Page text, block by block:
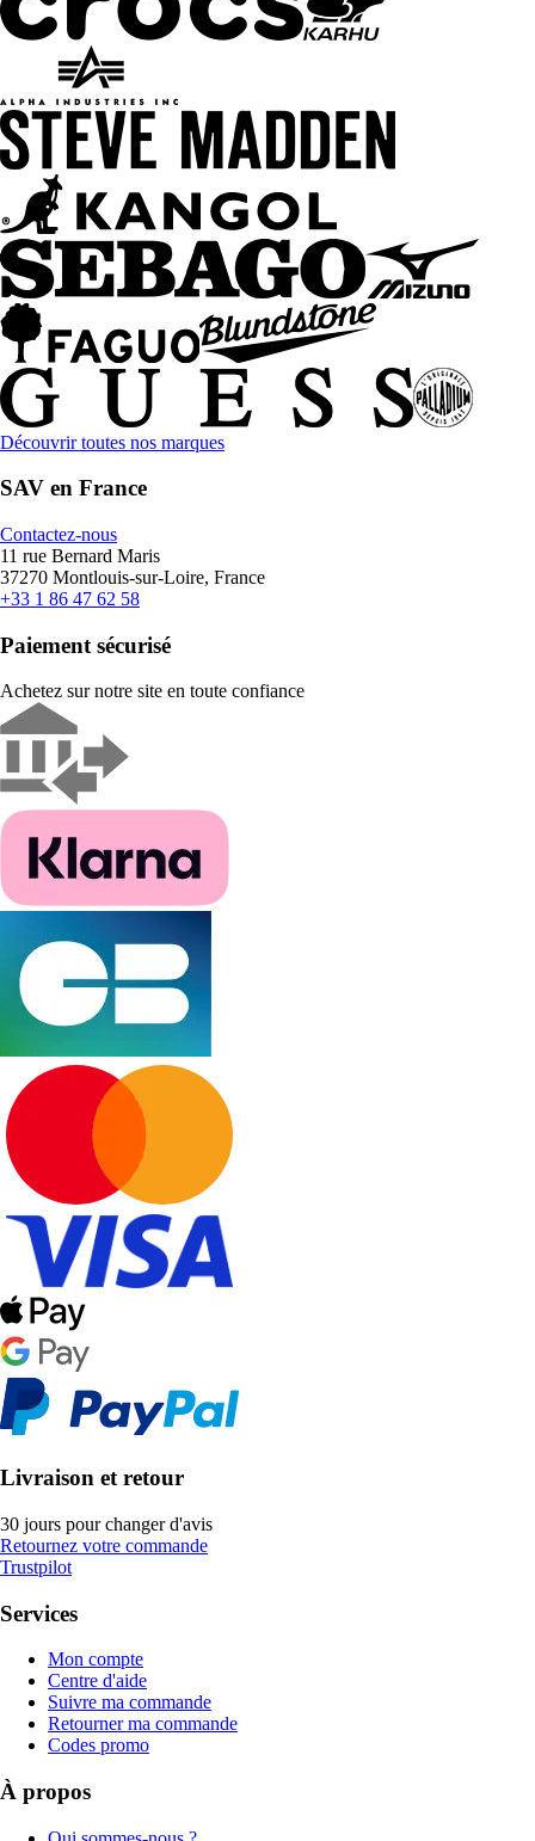
Découvrir toutes nos marques
SAV en France
Contactez-nous
11 rue Bernard Maris
37270 Montlouis-sur-Loire, France
+33 1 86 47 62 58
Paiement sécurisé
Achetez sur notre site en toute confiance
Livraison et retour
30 jours pour changer d'avis
Retournez votre commande
Trustpilot
Services
Mon compte
Centre d'aide
Suivre ma commande
Retourner ma commande
Codes promo
À propos